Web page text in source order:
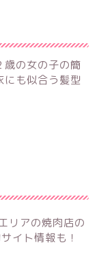
歳の女の子の簡
にも似合う髪型
リアの焼肉店の
イト情報も！